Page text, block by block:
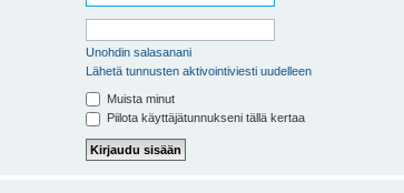
Unohdin salasanani
Lähetä tunnusten aktivointiviesti uudelleen
Muista minut
Piilota käyttäjätunnukseni tällä kertaa